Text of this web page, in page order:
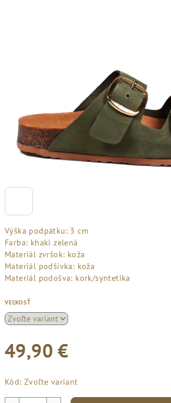
Výška podpätku: 3 cm
Farba: khaki zelená
Materiál zvršok: koža
Materiál podšívka: koža
Materiál podošva: kork/syntetika
VEĽKOSŤ
49,90 €
cena:
Kód: Zvoľte variant